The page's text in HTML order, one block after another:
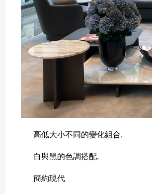
高低大小不同的變化組合,
白與黑的色調搭配,
簡約現代